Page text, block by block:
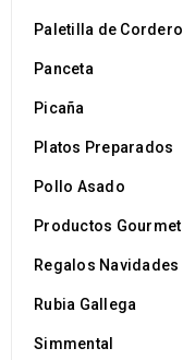
28
MAR
Paletilla de Cordero
Panceta
Picaña
Platos Preparados
Pollo Asado
Productos Gourmet
Regalos Navidades
Rubia Gallega
Simmental